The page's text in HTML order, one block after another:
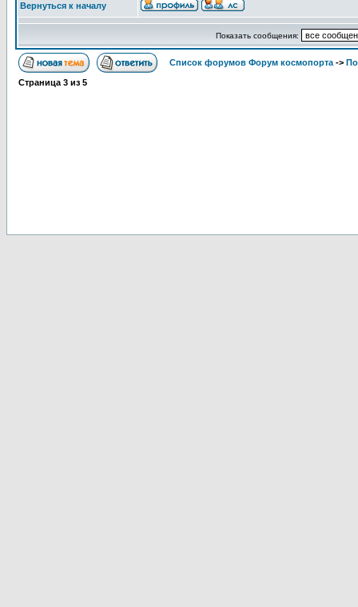
Вернуться к началу
Показать сообщения:
Список форумов Форум космопорта ->
Страница 3 из 5